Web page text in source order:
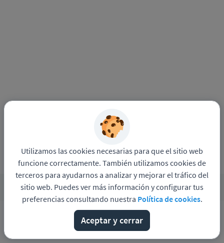
Funciona conPandapé Política de privacidad
Utilizamos las cookies necesarias para que el sitio web
funcione correctamente. También utilizamos cookies de
terceros para ayudarnos a analizar y mejorar el tráfico del
sitio web. Puedes ver más información y configurar tus
preferencias consultando nuestra Política de cookies.
Aceptar y cerrar